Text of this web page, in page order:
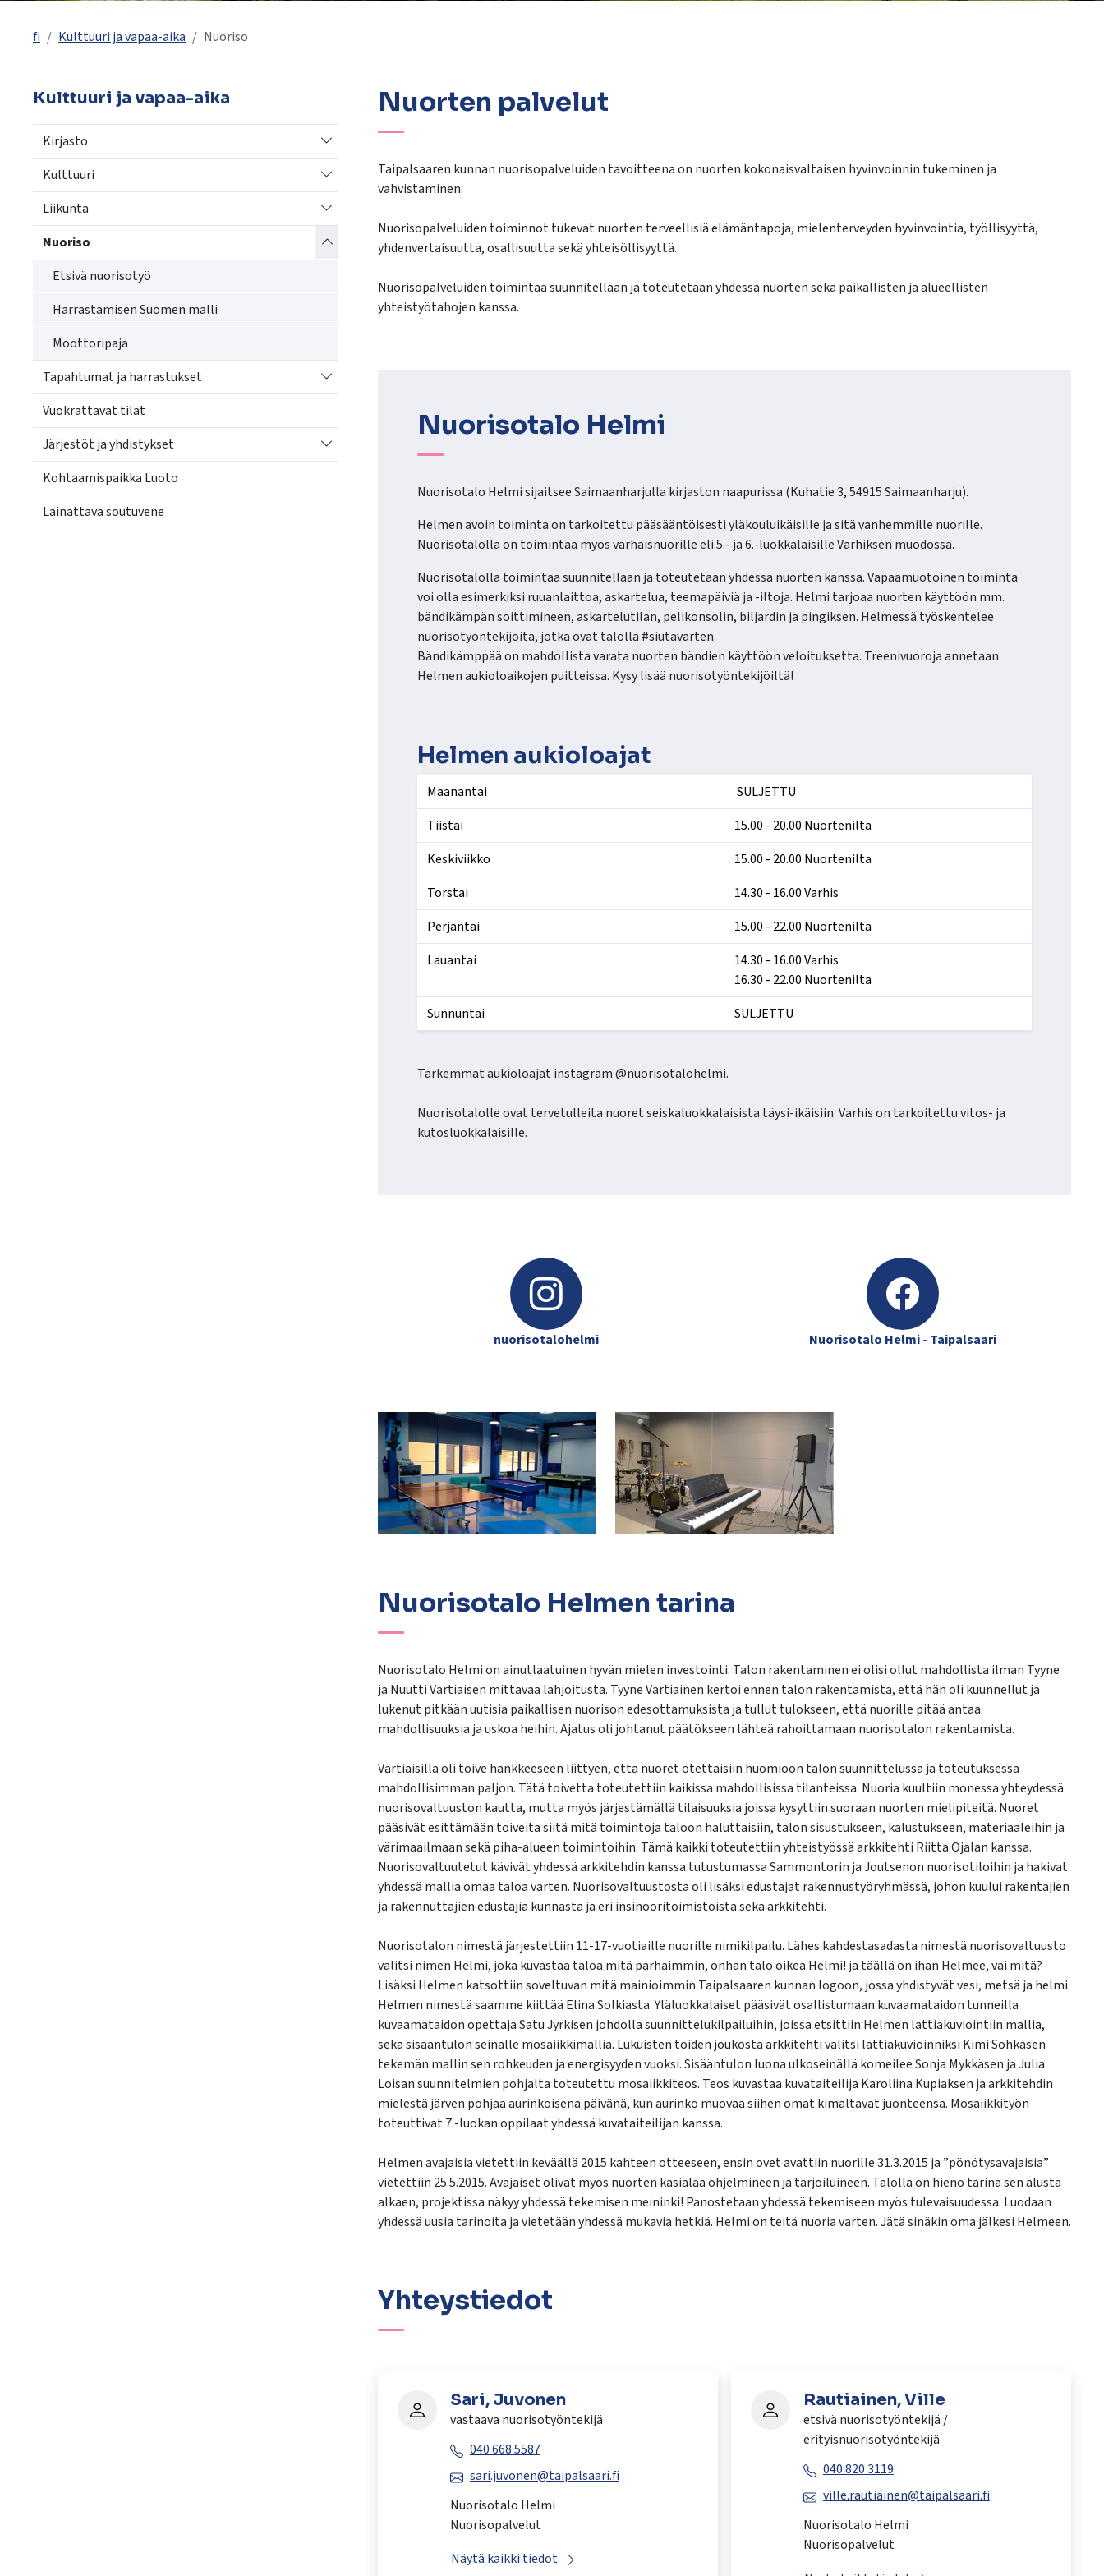
ja
fi Kulttuuri ja vapaa-aika Nuoriso
Kulttuuri ja vapaa-aika
Kirjasto
Vaihda alasvetovalikkoa
Kulttuuri
Vaihda alasvetovalikkoa
Liikunta
Vaihda alasvetovalikkoa
Nuoriso
Vaihda alasvetovalikkoa
Etsivä nuorisotyö
Harrastamisen Suomen malli
Moottoripaja
Tapahtumat ja harrastukset
Vaihda alasvetovalikkoa
Vuokrattavat tilat
Järjestöt ja yhdistykset
Vaihda alasvetovalikkoa
Kohtaamispaikka Luoto
Lainattava soutuvene
Nuorten palvelut
Taipalsaaren kunnan nuorisopalveluiden tavoitteena on nuorten kokonaisvaltaisen hyvinvoinnin tukeminen ja
vahvistaminen.
Nuorisopalveluiden toiminnot tukevat nuorten terveellisiä elämäntapoja, mielenterveyden hyvinvointia, työllisyyttä,
yhdenvertaisuutta, osallisuutta sekä yhteisöllisyyttä.
Nuorisopalveluiden toimintaa suunnitellaan ja toteutetaan yhdessä nuorten sekä paikallisten ja alueellisten
yhteistyötahojen kanssa.
Nuorisotalo Helmi
Nuorisotalo Helmi sijaitsee Saimaanharjulla kirjaston naapurissa (Kuhatie 3, 54915 Saimaanharju).
Helmen avoin toiminta on tarkoitettu pääsääntöisesti yläkouluikäisille ja sitä vanhemmille nuorille.
Nuorisotalolla on toimintaa myös varhaisnuorille eli 5.- ja 6.-luokkalaisille Varhiksen muodossa.
Nuorisotalolla toimintaa suunnitellaan ja toteutetaan yhdessä nuorten kanssa. Vapaamuotoinen toiminta
voi olla esimerkiksi ruuanlaittoa, askartelua, teemapäiviä ja -iltoja. Helmi tarjoaa nuorten käyttöön mm.
bändikämpän soittimineen, askartelutilan, pelikonsolin, biljardin ja pingiksen. Helmessä työskentelee
nuorisotyöntekijöitä, jotka ovat talolla #siutavarten.
Bändikämppää on mahdollista varata nuorten bändien käyttöön veloituksetta. Treenivuoroja annetaan
Helmen aukioloaikojen puitteissa. Kysy lisää nuorisotyöntekijöiltä!
Helmen aukioloajat
Maanantai
SULJETTU
Tiistai
15.00 - 20.00 Nuortenilta
Keskiviikko
15.00 - 20.00 Nuortenilta
Torstai
14.30 - 16.00 Varhis
Perjantai
15.00 - 22.00 Nuortenilta
Lauantai
14.30 - 16.00 Varhis
16.30 - 22.00 Nuortenilta
Sunnuntai
SULJETTU
Tarkemmat aukioloajat instagram @nuorisotalohelmi.
Nuorisotalolle ovat tervetulleita nuoret seiskaluokkalaisista täysi-ikäisiin. Varhis on tarkoitettu vitos- ja
kutosluokkalaisille.
nuorisotalohelmi Nuorisotalo Helmi - Taipalsaari
Nuorisotalo Helmen tarina
Nuorisotalo Helmi on ainutlaatuinen hyvän mielen investointi. Talon rakentaminen ei olisi ollut mahdollista ilman Tyyne
ja Nuutti Vartiaisen mittavaa lahjoitusta. Tyyne Vartiainen kertoi ennen talon rakentamista, että hän oli kuunnellut ja
lukenut pitkään uutisia paikallisen nuorison edesottamuksista ja tullut tulokseen, että nuorille pitää antaa
mahdollisuuksia ja uskoa heihin. Ajatus oli johtanut päätökseen lähteä rahoittamaan nuorisotalon rakentamista.
Vartiaisilla oli toive hankkeeseen liittyen, että nuoret otettaisiin huomioon talon suunnittelussa ja toteutuksessa
mahdollisimman paljon. Tätä toivetta toteutettiin kaikissa mahdollisissa tilanteissa. Nuoria kuultiin monessa yhteydessä
nuorisovaltuuston kautta, mutta myös järjestämällä tilaisuuksia joissa kysyttiin suoraan nuorten mielipiteitä. Nuoret
pääsivät esittämään toiveita siitä mitä toimintoja taloon haluttaisiin, talon sisustukseen, kalustukseen, materiaaleihin ja
värimaailmaan sekä piha-alueen toimintoihin. Tämä kaikki toteutettiin yhteistyössä arkkitehti Riitta Ojalan kanssa.
Nuorisovaltuutetut kävivät yhdessä arkkitehdin kanssa tutustumassa Sammontorin ja Joutsenon nuorisotiloihin ja hakivat
yhdessä mallia omaa taloa varten. Nuorisovaltuustosta oli lisäksi edustajat rakennustyöryhmässä, johon kuului rakentajien
ja rakennuttajien edustajia kunnasta ja eri insinööritoimistoista sekä arkkitehti.
Nuorisotalon nimestä järjestettiin 11-17-vuotiaille nuorille nimikilpailu. Lähes kahdestasadasta nimestä nuorisovaltuusto
valitsi nimen Helmi, joka kuvastaa taloa mitä parhaimmin, onhan talo oikea Helmi! ja täällä on ihan Helmee, vai mitä?
Lisäksi Helmen katsottiin soveltuvan mitä mainioimmin Taipalsaaren kunnan logoon, jossa yhdistyvät vesi, metsä ja helmi.
Helmen nimestä saamme kiittää Elina Solkiasta. Yläluokkalaiset pääsivät osallistumaan kuvaamataidon tunneilla
kuvaamataidon opettaja Satu Jyrkisen johdolla suunnittelukilpailuihin, joissa etsittiin Helmen lattiakuviointiin mallia,
sekä sisääntulon seinälle mosaiikkimallia. Lukuisten töiden joukosta arkkitehti valitsi lattiakuvioinniksi Kimi Sohkasen
tekemän mallin sen rohkeuden ja energisyyden vuoksi. Sisääntulon luona ulkoseinällä komeilee Sonja Mykkäsen ja Julia
Loisan suunnitelmien pohjalta toteutettu mosaiikkiteos. Teos kuvastaa kuvataiteilija Karoliina Kupiaksen ja arkkitehdin
mielestä järven pohjaa aurinkoisena päivänä, kun aurinko muovaa siihen omat kimaltavat juonteensa. Mosaiikkityön
toteuttivat 7.-luokan oppilaat yhdessä kuvataiteilijan kanssa.
Helmen avajaisia vietettiin keväällä 2015 kahteen otteeseen, ensin ovet avattiin nuorille 31.3.2015 ja ”pönötysavajaisia”
vietettiin 25.5.2015. Avajaiset olivat myös nuorten käsialaa ohjelmineen ja tarjoiluineen. Talolla on hieno tarina sen alusta
alkaen, projektissa näkyy yhdessä tekemisen meininki! Panostetaan yhdessä tekemiseen myös tulevaisuudessa. Luodaan
yhdessä uusia tarinoita ja vietetään yhdessä mukavia hetkiä. Helmi on teitä nuoria varten. Jätä sinäkin oma jälkesi Helmeen.
Yhteystiedot
Sari, Juvonen
vastaava nuorisotyöntekijä
040 668 5587
sari.juvonen@taipalsaari.fi
Nuorisotalo Helmi
Nuorisopalvelut
Näytä kaikki tiedot
Rautiainen, Ville
etsivä nuorisotyöntekijä /
erityisnuorisotyöntekijä
040 820 3119
ville.rautiainen@taipalsaari.fi
Nuorisotalo Helmi
Nuorisopalvelut